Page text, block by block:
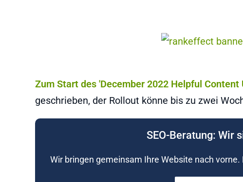
Zum Start des 'December 2022 Helpful Content
geschrieben, der Rollout könne bis zu zwei
SEO-Beratung: Wir
Wir bringen gemeinsam Ihre Website nach